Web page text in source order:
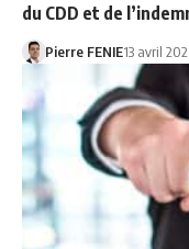
du CDD et de
Pierre FENIE13 avril